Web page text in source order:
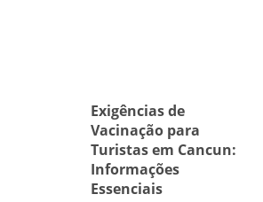
Exigências de
Vacinação para
Turistas em Cancun:
Informações
Essenciais